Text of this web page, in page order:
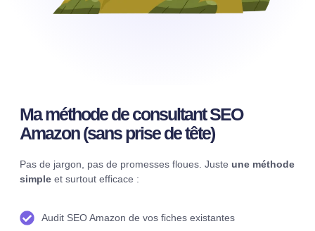
Ma méthode de consultant SEO
Amazon (sans prise de tête)
Pas de jargon, pas de promesses floues. Juste une méthode
simple et surtout efficace :
Audit SEO Amazon de vos fiches existantes